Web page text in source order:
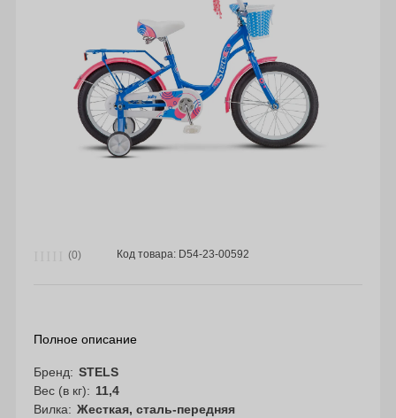
(0) Код товара: D54-23-00592
Полное описание
Бренд
STELS
Вес (в кг)
11,4
Вилка
Жесткая, сталь-передняя